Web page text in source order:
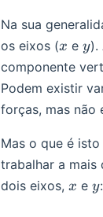
Na sua
os eixos (x
x e y
y).
componente
Podem existir
forças, mas não
Mas o que é
trabalhar a mais
dois eixos, x
x e y
y: